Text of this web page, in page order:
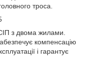
троса.
з двома жилами.
компенсацію
і гарантує